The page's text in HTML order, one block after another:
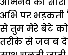
अभि पर
से तुम मेरे बेटे
तरीके से जवाब